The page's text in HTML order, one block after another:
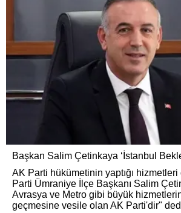
Başkan Salim Çetinkaya ‘İstanbul
AK Parti hükümetinin yaptığı
Parti Ümraniye İlçe Başkanı Salim
Avrasya ve Metro gibi büyük
geçmesine vesile olan AK Parti'dir"